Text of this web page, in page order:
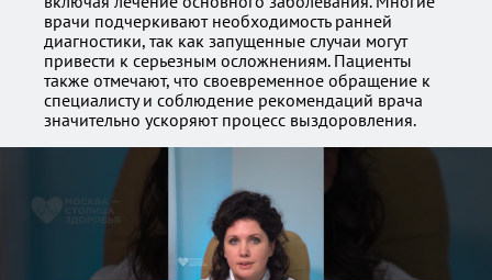
врачи подчеркивают необходимость ранней
диагностики, так как запущенные случаи могут
привести к серьезным осложнениям. Пациенты
также отмечают, что своевременное обращение к
специалисту и соблюдение рекомендаций врача
значительно ускоряют процесс выздоровления.